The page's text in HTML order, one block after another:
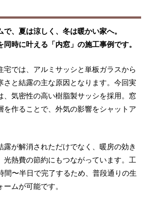
で、夏は涼しく、冬は暖かい家へ。
時に叶える「内窓」の施工事例です。
宅では、アルミサッシと単板ガラスから
さと結露の主な原因となります。今回実
、気密性の高い樹脂製サッシを採用。窓
を作ることで、外気の影響をシャットア
露が解消されただけでなく、暖房の効き
光熱費の節約にもつながっています。工
間〜半日で完了するため、普段通りの生
ムが可能です。